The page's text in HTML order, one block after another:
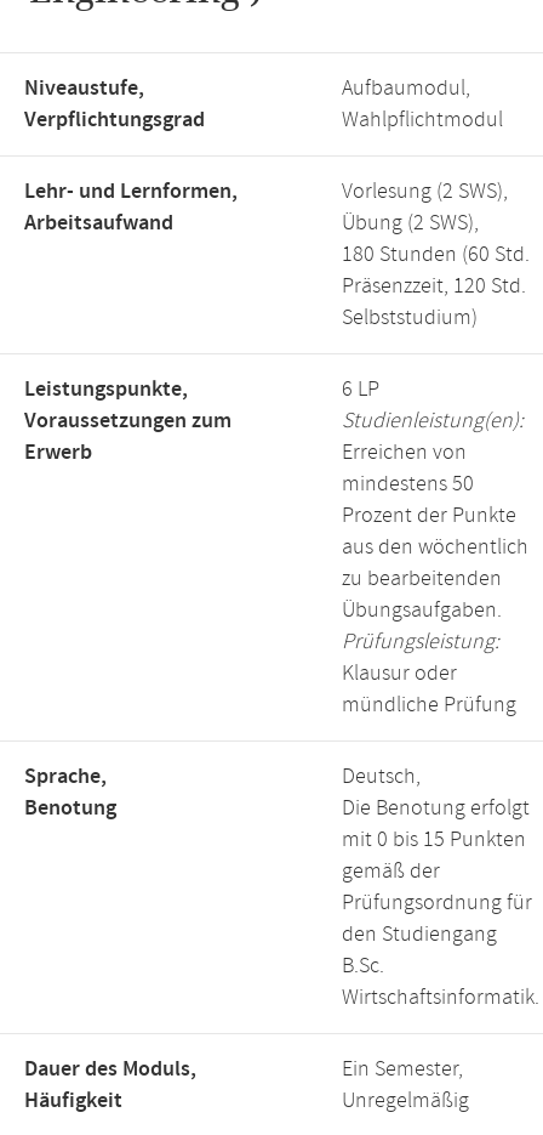
Niveaustufe,
Verpflichtungsgrad
Aufbaumodul,
Wahlpflichtmodul
Lehr- und Lernformen,
Arbeitsaufwand
Vorlesung (2 SWS),
Übung (2 SWS),
180 Stunden (60 Std.
Präsenzzeit, 120 Std.
Selbststudium)
Leistungspunkte,
Voraussetzungen zum
Erwerb
6 LP
Studienleistung(en):
Erreichen von
mindestens 50
Prozent der Punkte
aus den wöchentlich
zu bearbeitenden
Übungsaufgaben.
Prüfungsleistung:
Klausur oder
mündliche Prüfung
Sprache,
Benotung
Deutsch,
Die Benotung erfolgt
mit 0 bis 15 Punkten
gemäß der
Prüfungsordnung für
den Studiengang
B.Sc.
Wirtschaftsinformatik.
Dauer des Moduls,
Häufigkeit
Ein Semester,
Unregelmäßig